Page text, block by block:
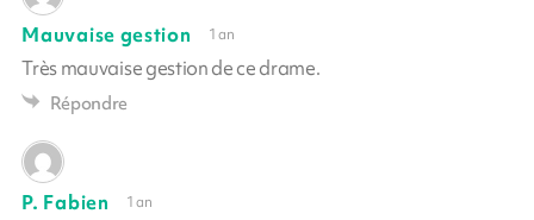
Mauvaise gestion 1 an
Très mauvaise gestion de ce drame.
Répondre
P. Fabien 1 an